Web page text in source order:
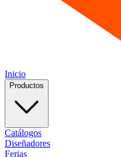
Inicio
Productos
Catálogos
Diseñadores
Ferias